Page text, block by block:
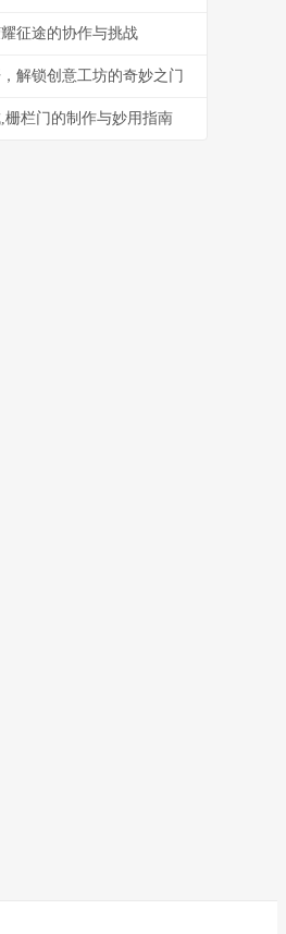
征途的协作与挑战
解锁创意工坊的奇妙之门
栏门的制作与妙用指南